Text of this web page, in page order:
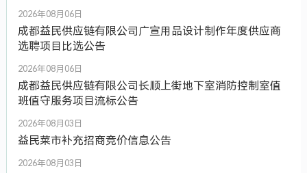
2026年08月06日
成都益民供应链有限公司广宣用品设计制作年度供应商
选聘项目比选公告
2026年08月06日
成都益民供应链有限公司长顺上街地下室消防控制室值
班值守服务项目流标公告
2026年08月03日
益民菜市补充招商竞价信息公告
2026年08月03日